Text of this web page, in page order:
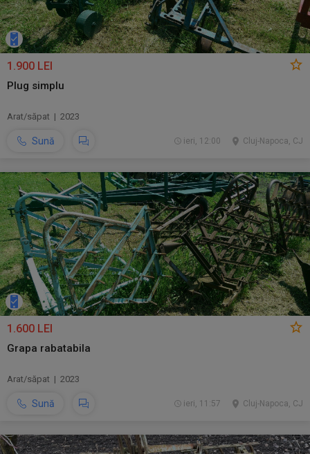
1.900 LEI
Plug simplu
Arat/săpat | 2023
Sună Cluj-Napoca, CJ
ieri, 12:00
1.600 LEI
Grapa rabatabila
Arat/săpat | 2023
Sună Cluj-Napoca, CJ
ieri, 11:57